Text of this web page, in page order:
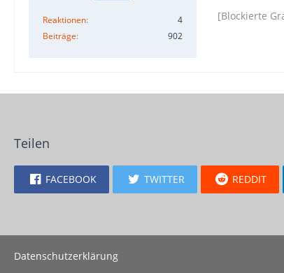
Reaktionen
4
Beiträge
902
[Blockierte
Teilen
FACEBOOK TWITTER REDDIT
Datenschutzerklärung